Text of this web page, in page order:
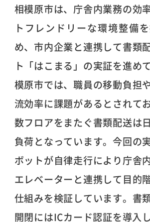
相模原市は、庁舎内業務の効
トフレンドリーな環境整備
め、市内企業と連携して書類
ト「はこまる」の実証を進め
模原市では、職員の移動負担
流効率に課題があるとされて
数フロアをまたぐ書類配送は
負荷となっています。今回の
ボットが自律走行により庁舎
エレベーターと連携して目的
仕組みを検証しています。書
開閉にはICカード認証を導入